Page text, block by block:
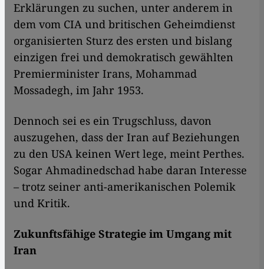
Erklärungen zu suchen, unter anderem in
dem vom CIA und britischen Geheimdienst
organisierten Sturz des ersten und bislang
einzigen frei und demokratisch gewählten
Premierminister Irans, Mohammad
Mossadegh, im Jahr 1953.
Dennoch sei es ein Trugschluss, davon
auszugehen, dass der Iran auf Beziehungen
zu den USA keinen Wert lege, meint Perthes.
Sogar Ahmadinedschad habe daran Interesse
– trotz seiner anti-amerikanischen Polemik
und Kritik.
Zukunftsfähige Strategie im Umgang mit
Iran